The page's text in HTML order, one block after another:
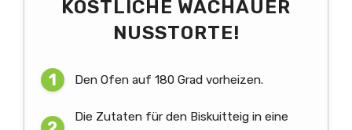
KÖSTLICHE WACHAUER
NUSSTORTE!
Den Ofen auf 180 Grad vorheizen.
Die Zutaten für den Biskuitteig in eine